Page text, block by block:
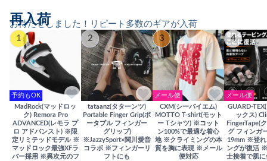
お待たせしました！リピート多数のギアが入荷
再入荷
1
予約もOK
MadRock(マッドロッ
ク) Remora Pro
ADVANCED(レモラ プ
ロ アドバンスト) ※限
定リミテッドモデル ※
マッドロック最強XFラ
バー採用 ※異次元のフ
2
tataanz(タターンツ)
Portable Finger Grip(ポ
ータブル フィンガー
グリップ)
※JazzySport×関川愛音
コラボ ※フィンガーリ
フトにも
3
メール便
CXM(シーバイエム)
MOTTO T-shirt(モット
ー Tシャツ) ※コット
ン100%で最適な着心
地 ※クライミングの本
質を胸に表現 ※メール
便対応
4
メール便
GUARD-
ックス)
FingerTape(
グ フィンガ
19mm ※登れ
ングが復活
士接着で肌